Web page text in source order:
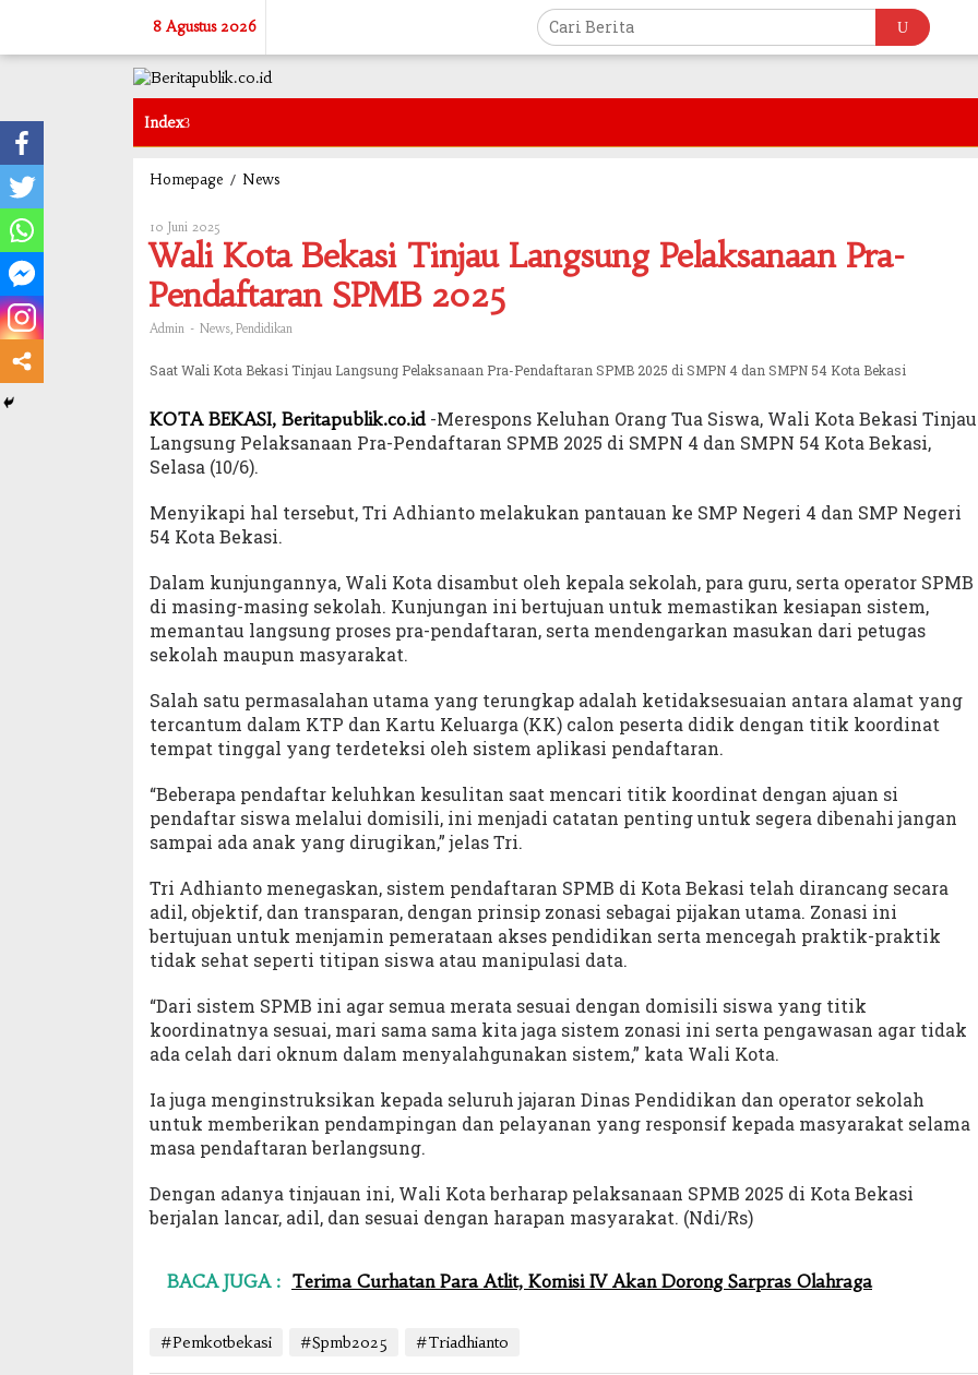
8 Agustus 2026
Index
Homepage / News
Tinjau
Langsung
Pelaksanaan
Pra-
SPMB
10 Juni 2025
Admin
Wali Kota Bekasi Tinjau Langsung Pelaksanaan Pra-
Pendaftaran SPMB 2025
Admin - News Pendidikan
Saat Wali Kota Bekasi Tinjau Langsung Pelaksanaan Pra-Pendaftaran SPMB 2025 di SMPN 4 dan SMPN 54 Kota Bekasi
KOTA BEKASI, Beritapublik.co.id-Merespons Keluhan Orang Tua Siswa, Wali Kota Bekasi Tinjau
Langsung Pelaksanaan Pra-Pendaftaran SPMB 2025 di SMPN 4 dan SMPN 54 Kota Bekasi,
Selasa (10/6).
Menyikapi hal tersebut, Tri Adhianto melakukan pantauan ke SMP Negeri 4 dan SMP Negeri
54 Kota Bekasi.
Dalam kunjungannya, Wali Kota disambut oleh kepala sekolah, para guru, serta operator SPMB
di masing-masing sekolah. Kunjungan ini bertujuan untuk memastikan kesiapan sistem,
memantau langsung proses pra-pendaftaran, serta mendengarkan masukan dari petugas
sekolah maupun masyarakat.
Salah satu permasalahan utama yang terungkap adalah ketidaksesuaian antara alamat yang
tercantum dalam KTP dan Kartu Keluarga (KK) calon peserta didik dengan titik koordinat
tempat tinggal yang terdeteksi oleh sistem aplikasi pendaftaran.
“Beberapa pendaftar keluhkan kesulitan saat mencari titik koordinat dengan ajuan si
pendaftar siswa melalui domisili, ini menjadi catatan penting untuk segera dibenahi jangan
sampai ada anak yang dirugikan,” jelas Tri.
Tri Adhianto menegaskan, sistem pendaftaran SPMB di Kota Bekasi telah dirancang secara
adil, objektif, dan transparan, dengan prinsip zonasi sebagai pijakan utama. Zonasi ini
bertujuan untuk menjamin pemerataan akses pendidikan serta mencegah praktik-praktik
tidak sehat seperti titipan siswa atau manipulasi data.
“Dari sistem SPMB ini agar semua merata sesuai dengan domisili siswa yang titik
koordinatnya sesuai, mari sama sama kita jaga sistem zonasi ini serta pengawasan agar tidak
ada celah dari oknum dalam menyalahgunakan sistem,” kata Wali Kota.
Ia juga menginstruksikan kepada seluruh jajaran Dinas Pendidikan dan operator sekolah
untuk memberikan pendampingan dan pelayanan yang responsif kepada masyarakat selama
masa pendaftaran berlangsung.
Dengan adanya tinjauan ini, Wali Kota berharap pelaksanaan SPMB 2025 di Kota Bekasi
berjalan lancar, adil, dan sesuai dengan harapan masyarakat. (Ndi/Rs)
BACA JUGA : Terima Curhatan Para Atlit, Komisi IV Akan Dorong Sarpras Olahraga
#Pemkotbekasi #Spmb2025 #Triadhianto